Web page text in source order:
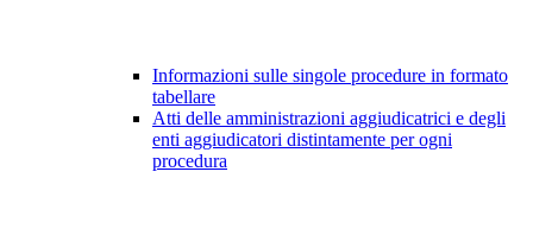
Informazioni sulle singole procedure in formato
tabellare
Atti delle amministrazioni aggiudicatrici e degli
enti aggiudicatori distintamente per ogni
procedura